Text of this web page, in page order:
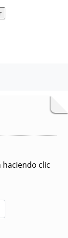
haciendo clic